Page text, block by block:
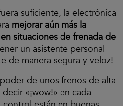
suficiente, la electrónica
mejorar aún más la
en situaciones de frenada de
un asistente personal
de manera segura y veloz!
de unos frenos de alta
«¡wow!» en cada